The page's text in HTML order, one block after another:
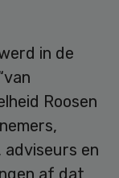
in de
Roosen
en